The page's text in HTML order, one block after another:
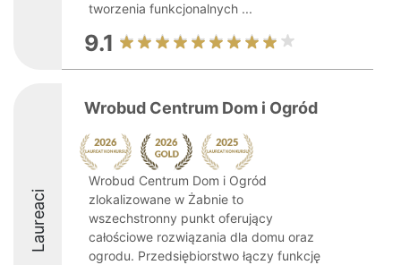
tworzenia funkcjonalnych ...
9.1
Laureaci
Wrobud Centrum Dom i Ogród
Wrobud Centrum Dom i Ogród
zlokalizowane w Żabnie to
wszechstronny punkt oferujący
całościowe rozwiązania dla domu oraz
ogrodu. Przedsiębiorstwo łączy funkcję